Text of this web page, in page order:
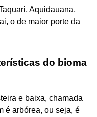
Aquidauana,
o de maior porte da
do bioma
e baixa, chamada
é arbórea, ou seja, é